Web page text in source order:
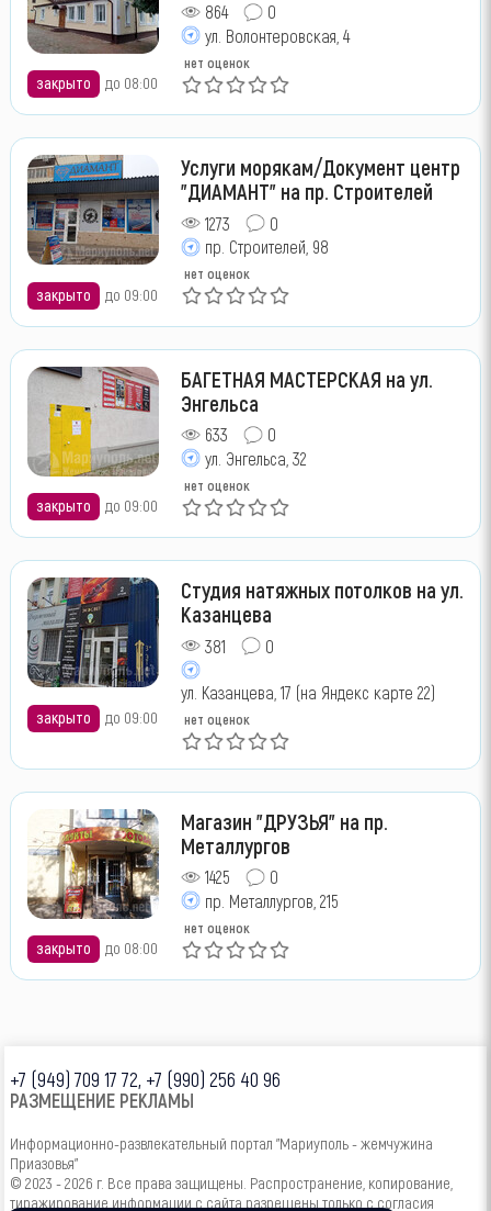
закрыто до 08:00
864
0
ул. Волонтеровская, 4
нет оценок
закрыто до 09:00
Услуги морякам/Документ центр
"ДИАМАНТ" на пр. Строителей
1273
0
пр. Строителей, 98
нет оценок
закрыто до 09:00
БАГЕТНАЯ МАСТЕРСКАЯ на ул.
Энгельса
633
0
ул. Энгельса, 32
нет оценок
закрыто до 09:00
Студия натяжных потолков на ул.
Казанцева
381 0
ул. Казанцева, 17 (на Яндекс карте 22)
нет оценок
закрыто до 08:00
Магазин "ДРУЗЬЯ" на пр.
Металлургов
1425
0
пр. Металлургов, 215
нет оценок
+7 (949) 709 17 72, +7 (990) 256 40 96
РАЗМЕЩЕНИЕ РЕКЛАМЫ
Информационно-развлекательный портал "Мариуполь - жемчужина
Приазовья"
© 2023 - 2026 г. Все права защищены. Распространение, копирование,
тиражирование информации с сайта разрешены только с согласия